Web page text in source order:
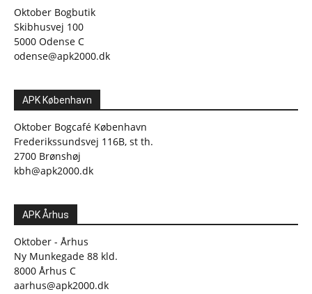
Oktober Bogbutik
Skibhusvej 100
5000 Odense C
odense@apk2000.dk
APK København
Oktober Bogcafé København
Frederikssundsvej 116B, st th.
2700 Brønshøj
kbh@apk2000.dk
APK Århus
Oktober - Århus
Ny Munkegade 88 kld.
8000 Århus C
aarhus@apk2000.dk